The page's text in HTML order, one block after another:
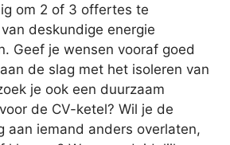
om 2 of 3 offertes te
deskundige energie
Geef je wensen vooraf goed
de slag met het isoleren van
je ook een duurzaam
de CV-ketel? Wil je de
aan iemand anders overlaten,